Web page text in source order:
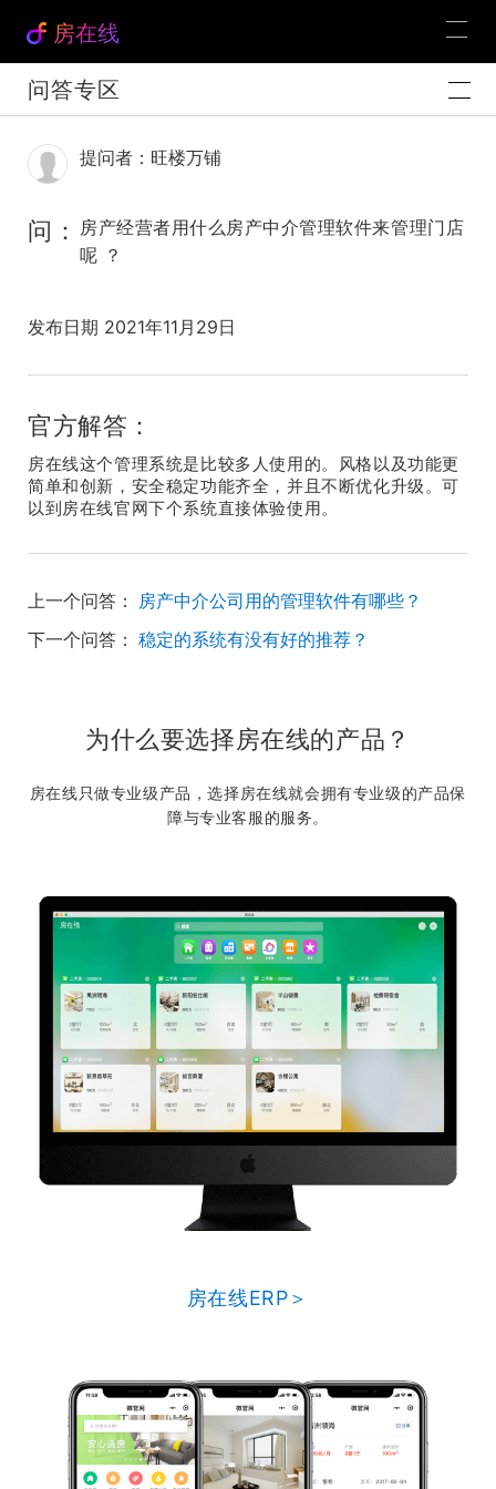
房在线
问答专区
提问者：旺楼万铺
问：
房产经营者用什么房产中介管理软件来管理门店
呢 ？
发布日期 2021年11月29日
官方解答：
房在线这个管理系统是比较多人使用的。风格以及功能更
简单和创新，安全稳定功能齐全，并且不断优化升级。可
以到房在线官网下个系统直接体验使用。
上一个问答： 房产中介公司用的管理软件有哪些？
下一个问答： 稳定的系统有没有好的推荐？
为什么要选择房在线的产品？
房在线只做专业级产品，选择房在线就会拥有专业级的产品保
障与专业客服的服务。
房在线ERP＞